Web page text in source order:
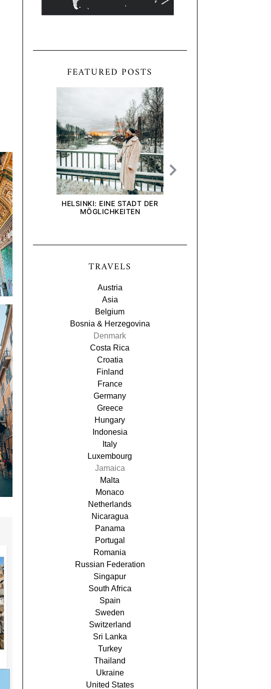
FEATURED POSTS
HELSINKI: EINE STADT DER
MÖGLICHKEITEN
TRAVELS
Austria
Asia
Belgium
Bosnia & Herzegovina
Denmark
Costa Rica
Croatia
Finland
France
Germany
Greece
Hungary
Indonesia
Italy
Luxembourg
Jamaica
Malta
Monaco
Netherlands
Nicaragua
Panama
Portugal
Romania
Russian Federation
Singapur
South Africa
Spain
Sweden
Switzerland
Sri Lanka
Turkey
Thailand
Ukraine
United States